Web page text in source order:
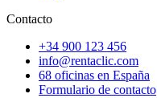
Contacto
+34 900 123 456
info@rentaclic.com
68 oficinas en España
Formulario de contacto